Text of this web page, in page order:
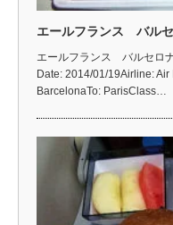
エールフランス バル
エールフランス バルセロ
Date: 2014/01/19Airline:
BarcelonaTo: ParisClass…